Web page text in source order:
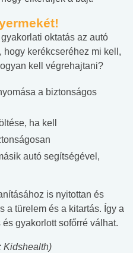
oktatás az autó
hogy kerékcseréhez mi kell,
kell végrehajtani?
a biztonságos
ha kell
autó segítségével,
is nyitottan és
a türelem és a kitartás. Így a
gyakorlott sofőrré válhat.
Kidshealth)